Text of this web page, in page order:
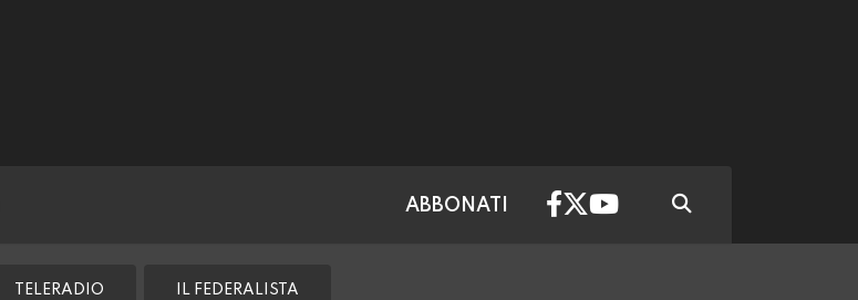
ABBONATI
TELERADIO IL FEDERALISTA